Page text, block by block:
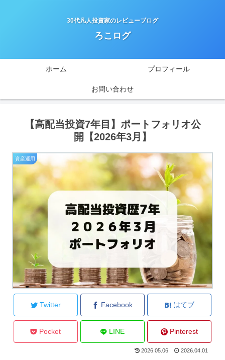
30代凡人投資家のレビューブログ
ろこログ
ホーム プロフィール
お問い合わせ
【高配当投資7年目】ポートフォリオ公
開【2026年3月】
資産運用
Twitter Facebook はてブ
Pocket LINE Pinterest
2026.05.06 2026.04.01